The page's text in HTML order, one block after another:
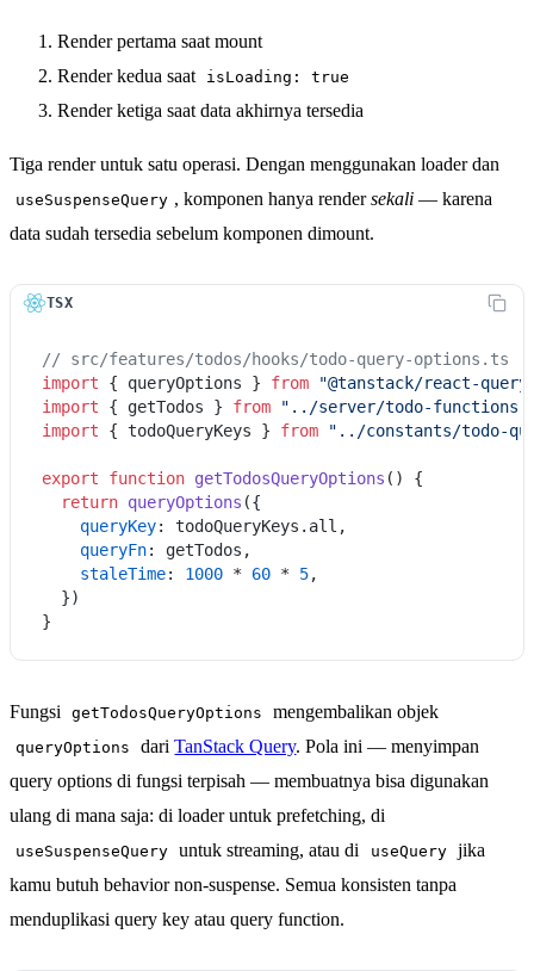
Render pertama saat mount
Render kedua saat
isLoading: true
Render ketiga saat data akhirnya tersedia
Tiga render untuk satu operasi. Dengan menggunakan loader dan
useSuspenseQuery , komponen hanya rendersekali — karena
data sudah tersedia sebelum komponen dimount.
TSX
// src/features/todos/hooks/todo-query-options.ts
import { queryOptions } from
"@tanstack/react-
import { getTodos } from
"../server/todo-functions"
import { todoQueryKeys } from "../constants/todo-
export function getTodosQueryOptions ( ) {
return queryOptions ({
queryKey: todoQueryKeys. all ,
queryFn: getTodos,
staleTime: 1000 * 60 * 5,
  })
Fungsi getTodosQueryOptions mengembalikan objek
queryOptions dariTanStack Query. Pola ini — menyimpan
query options di fungsi terpisah — membuatnya bisa digunakan
ulang di mana saja: di loader untuk prefetching, di
useSuspenseQuery untuk streaming, atau di useQuery
jika
kamu butuh behavior non-suspense. Semua konsisten tanpa
menduplikasi query key atau query function.